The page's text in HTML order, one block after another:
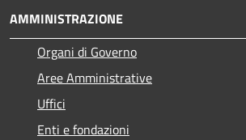
AMMINISTRAZIONE
Organi di Governo
Aree Amministrative
Uffici
Enti e fondazioni